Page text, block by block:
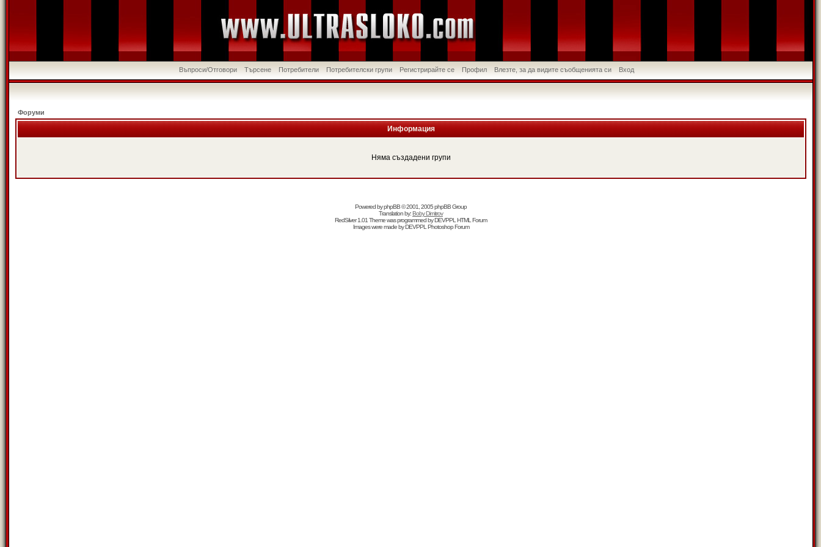
Въпроси/Отговори Търсене Потребители Потребителски групи Регистрирайте се Профил Влезте, за да видите съобщенията си Вход
Форуми
Информация
Няма създадени групи
Powered byphpBB© 2001, 2005 phpBB Group
Translation by:Boby Dimitrov
RedSilver 1.01 Theme was programmed byDEVPPL HTML Forum
Images were made byDEVPPL Photoshop Forum